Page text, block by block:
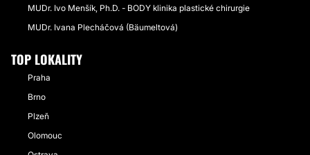
MUDr. Ivo Menšík, Ph.D. - BODY klinika plastické chirurgie
MUDr. Ivana Plecháčová (Bäumeltová)
TOP LOKALITY
Praha
Brno
Plzeň
Olomouc